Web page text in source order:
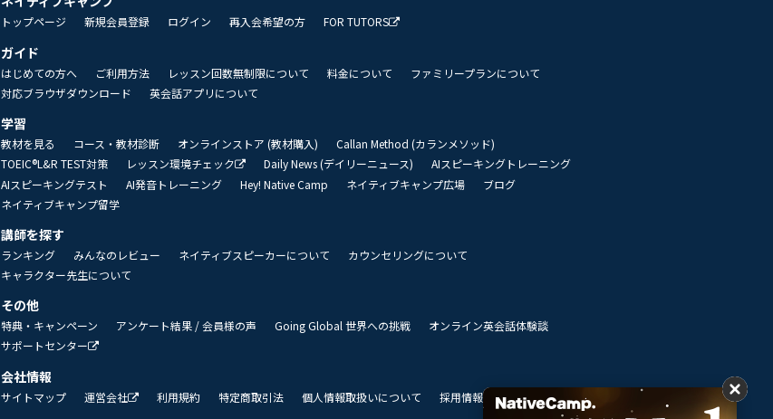
トップページ 新規会員登録 ログイン 再入会希望の方 FOR TUTORS
ガイド
はじめての方へ ご利用方法 レッスン回数無制限について 料金について
ファミリープランについて
対応ブラウザダウンロード
英会話アプリについて
学習
教材を見る コース・教材診断 オンラインストア (教材購入)
Callan Method (カランメソッド)
TOEIC®L&R TEST対策
レッスン環境チェック Daily News (デイリーニュース)
AIスピーキングトレーニング
AIスピーキングテスト
AI発音トレーニング Hey! Native Camp ネイティブキャンプ広場
ブログ
ネイティブキャンプ留学
講師を探す
ランキング みんなのレビュー ネイティブスピーカーについて
カウンセリングについて
キャラクター先生について
その他
特典・キャンペーン アンケート結果 / 会員様の声 Going Global 世界への挑戦
オンライン英会話体験談
サポートセンター
会社情報
サイトマップ 運営会社 利用規約 特定商取引法 個人情報取扱いについて 採用情報 私達のビジョン